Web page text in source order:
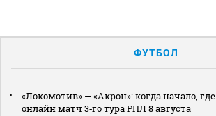
ФУТБОЛ
«Локомотив» — «Акрон»: когда начало,
онлайн матч 3‑го тура РПЛ 8 августа